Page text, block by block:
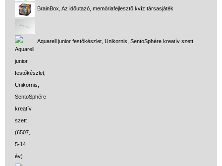
BrainBox, Az időutazó, memóriafejlesztő kvíz társasjáték
Aquarell junior festőkészlet, Unikornis, SentoSphére kreatív szett